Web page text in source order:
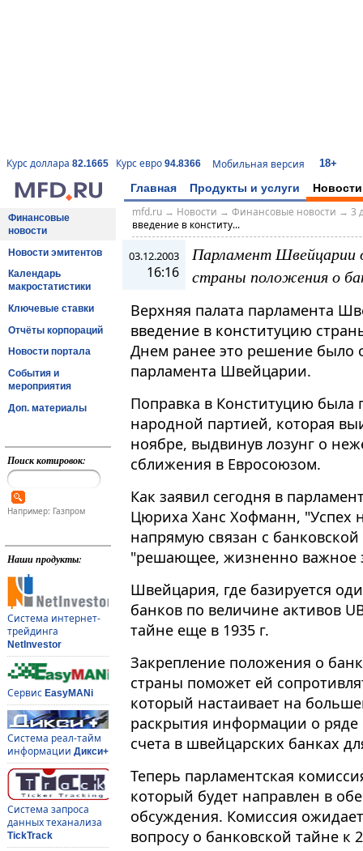
Курс доллара 82.1665 Курс евро 94.8366 Мобильная версия 18+
Главная Продукты и услуги Новости
Финансовые
новости
Новости эмитентов
Календарь
макростатистики
Ключевые ставки
Отчёты корпораций
Новости портала
События и
мероприятия
Доп. материалы
Поиск котировок:
Например: Газпром
Наши продукты:
Система интернет-
трейдинга
NetInvestor
Сервис EasyMANi
Система реал-тайм
информации Дикси+
Система запроса
данных теханализа
TickTrack
mfd.ru→ Новости → Финансовые новости → 3
введение в конститу...
03.12.2003
16:16
Парламент Швейцарии
страны положения о
Верхняя палата парламента
введение в конституцию
Днем ранее это решение было
парламента Швейцарии.
Поправка в Конституцию
народной партией, которая
ноябре, выдвинув лозунг о
сближения в Евросоюзом.
Как заявил сегодня в
Цюриха Ханс Хофманн, "Успех
напрямую связан с
"решающее, жизненно важное
Швейцария, где базируется
банков по величине активов
тайне еще в 1935 г.
Закрепление положения о
страны поможет ей
который настаивает на
раскрытия информации о
счета в швейцарских банках
Теперь парламентская
который будет направлен в
обсуждения. Комиссия
вопросу о банковской тайне к